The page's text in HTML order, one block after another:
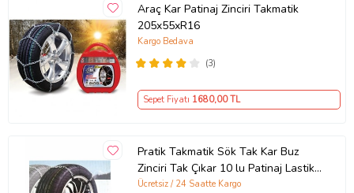
Araç Kar Patinaj Zinciri Takmatik
205x55xR16
(3)
Kargo Bedava
Sepet Fiyatı 1680,00 TL
Pratik Takmatik Sök Tak Kar Buz
Zinciri Tak Çıkar 10 lu Patinaj Lastik
Zinciri Kış Teker Zinciri
Ücretsiz / 24 Saatte Kargo